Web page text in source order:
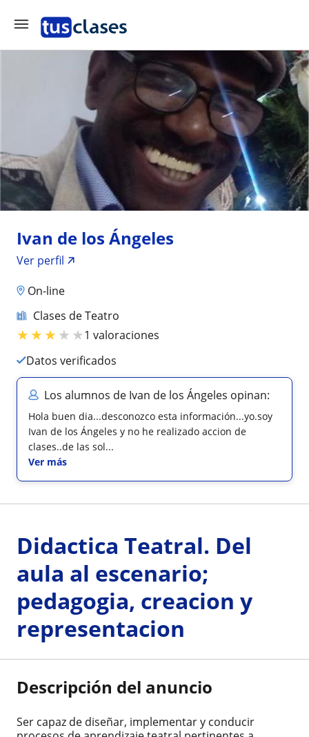
Ivan de los Ángeles
Ver perfil
On-line
Clases de Teatro
★★★★ ★1 valoraciones
Datos verificados
Los alumnos de Ivan de los Ángeles opinan:
Hola buen dia...desconozco esta información...yo.soy
Ivan de los Ángeles y no he realizado accion de
clases..de las sol...
Ver más
Didactica Teatral. Del
aula al escenario;
pedagogia, creacion y
representacion
Descripción del anuncio
Ser capaz de diseñar, implementar y conducir